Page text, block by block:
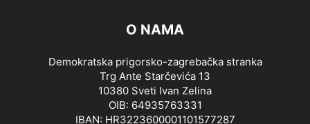
O NAMA
Demokratska prigorsko-zagrebačka stranka
Trg Ante Starčevića 13
10380 Sveti Ivan Zelina
OIB: 64935763331
IBAN: HR3223600001101577287